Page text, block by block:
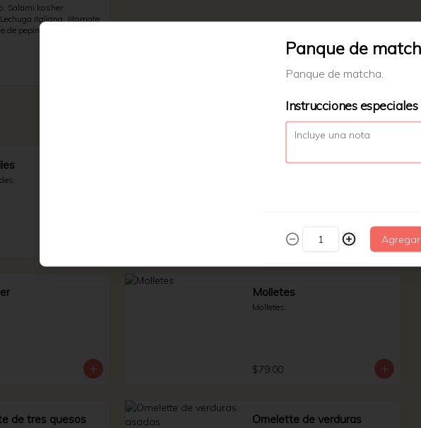
Salami kosher,
italiana, Jitomate
de pepinillos - Papas -
Huevos rancheros
Molletes
Molletes.
$79.00
de tres quesos
Omelette de verduras
Panque de
Panque de matcha.
Instrucciones especiales
Agregar